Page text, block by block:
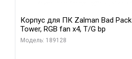
Корпус для ПК Zalman Bad Pack N5 TF ATX Mid
Tower, RGB fan x4, T/G bp
Модель: 189128